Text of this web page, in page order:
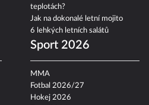
teplotách?
Jak na dokonalé letní mojito
6 lehkých letních salátů
Sport 2026
MMA
Fotbal 2026/27
Hokej 2026